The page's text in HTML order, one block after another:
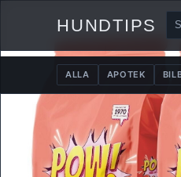
HUNDTIPS
ALLA APOTEK